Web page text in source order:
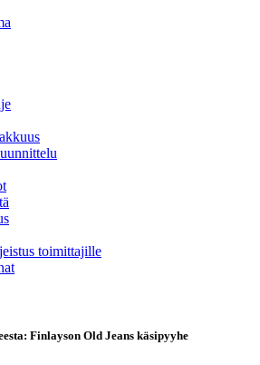
toimittajille
Finlayson Old Jeans käsipyyhe